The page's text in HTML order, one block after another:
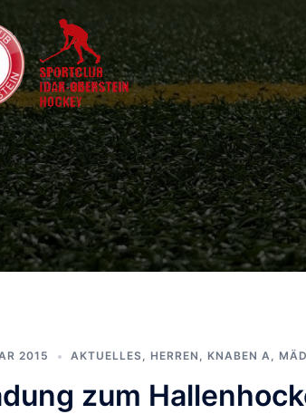
2015 AKTUELLES, HERREN , KNABEN A,
zum